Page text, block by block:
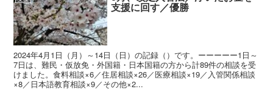
支援に回す／優勝
2024年4月1日（月）～14日（日）の記録（）です。ーーーーー1日～
7日は、難民・仮放免・外国籍・日本国籍の方から計89件の相談を受
けました。食料相談×6／住居相談×26／医療相談×19／入管関係相談
×8／日本語教育相談×9／その他×2...